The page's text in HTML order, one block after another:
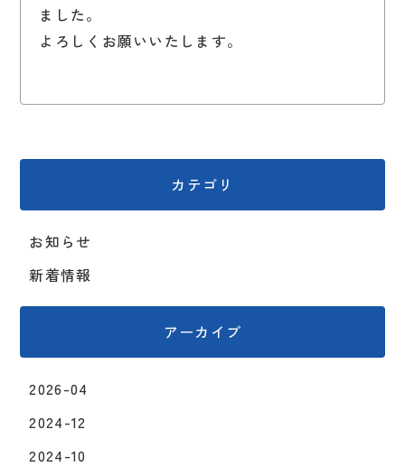
ました。
よろしくお願いいたします。
カテゴリ
お知らせ
新着情報
アーカイブ
2026-04
2024-12
2024-10